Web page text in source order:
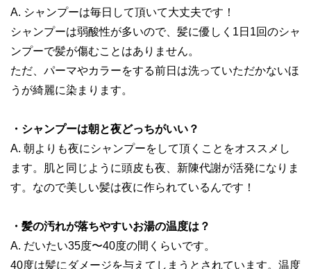
A. シャンプーは毎日して頂いて大丈夫です！
シャンプーは弱酸性が多いので、髪に優しく1日1回のシャ
ンプーで髪が傷むことはありません。
ただ、パーマやカラーをする前日は洗っていただかないほ
うが綺麗に染まります。
・シャンプーは朝と夜どっちがいい？
A. 朝よりも夜にシャンプーをして頂くことをオススメし
ます。肌と同じように頭皮も夜、新陳代謝が活発になりま
す。なので美しい髪は夜に作られているんです！
・髪の汚れが落ちやすいお湯の温度は？
A. だいたい35度〜40度の間くらいです。
40度は髪にダメージを与えてしまうとされています。温度